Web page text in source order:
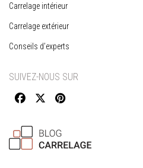
Carrelage intérieur
Carrelage extérieur
Conseils d’experts
SUIVEZ-NOUS SUR